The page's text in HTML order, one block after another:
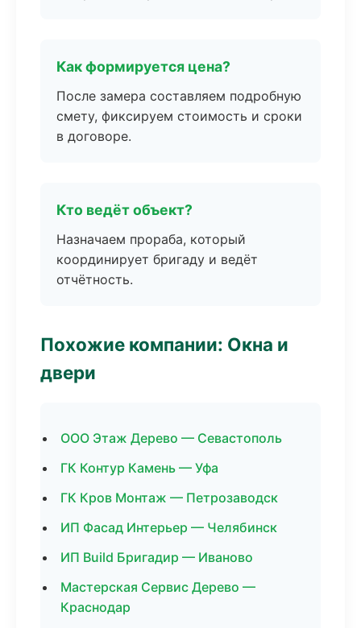
Как формируется цена?
После замера составляем подробную
смету, фиксируем стоимость и сроки
в договоре.
Кто ведёт объект?
Назначаем прораба, который
координирует бригаду и ведёт
отчётность.
Похожие компании: Окна и
двери
ООО Этаж Дерево — Севастополь
ГК Контур Камень — Уфа
ГК Кров Монтаж — Петрозаводск
ИП Фасад Интерьер — Челябинск
ИП Build Бригадир — Иваново
Мастерская Сервис Дерево —
Краснодар